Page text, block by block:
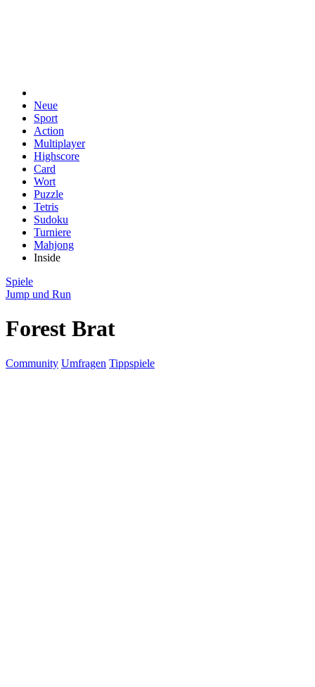
Neue
Sport
Action
Multiplayer
Highscore
Card
Wort
Puzzle
Tetris
Sudoku
Turniere
Mahjong
Inside
Spiele
Jump und Run
Forest Brat
Community Umfragen Tippspiele